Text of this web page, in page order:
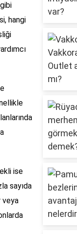
hangi
ise
sayıda
veya